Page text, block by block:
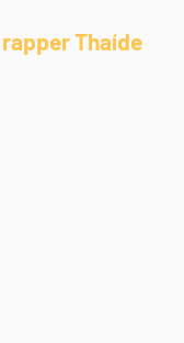
Thaíde